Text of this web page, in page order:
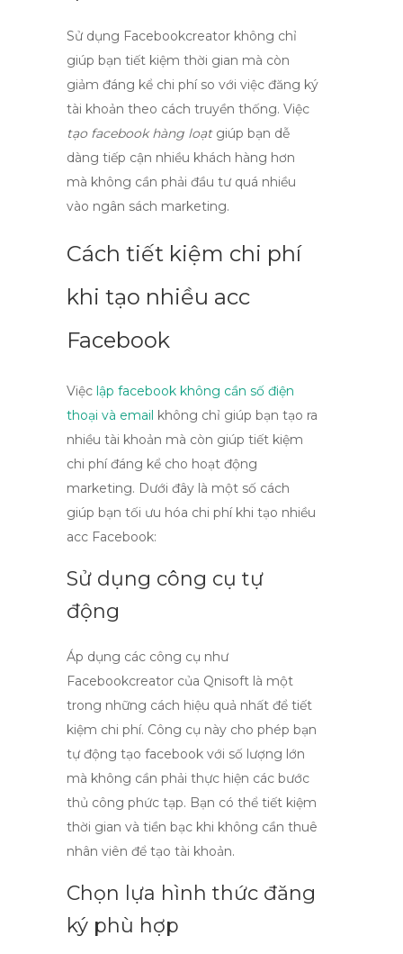
Sử dụng Facebookcreator không chỉ
giúp bạn tiết kiệm thời gian mà còn
giảm đáng kể chi phí so với việc đăng ký
tài khoản theo cách truyền thống. Việc
tạo facebook hàng loạtgiúp bạn dễ
dàng tiếp cận nhiều khách hàng hơn
mà không cần phải đầu tư quá nhiều
vào ngân sách marketing.
Cách tiết kiệm chi phí
khi tạo nhiều acc
Facebook
Việc lập facebook không cần số điện
thoại và email không chỉ giúp bạn tạo ra
nhiều tài khoản mà còn giúp tiết kiệm
chi phí đáng kể cho hoạt động
marketing. Dưới đây là một số cách
giúp bạn tối ưu hóa chi phí khi tạo nhiều
acc Facebook:
Sử dụng công cụ tự
động
Áp dụng các công cụ như
Facebookcreator của Qnisoft là một
trong những cách hiệu quả nhất để tiết
kiệm chi phí. Công cụ này cho phép bạn
tự động tạo facebook với số lượng lớn
mà không cần phải thực hiện các bước
thủ công phức tạp. Bạn có thể tiết kiệm
thời gian và tiền bạc khi không cần thuê
nhân viên để tạo tài khoản.
Chọn lựa hình thức đăng
ký phù hợp